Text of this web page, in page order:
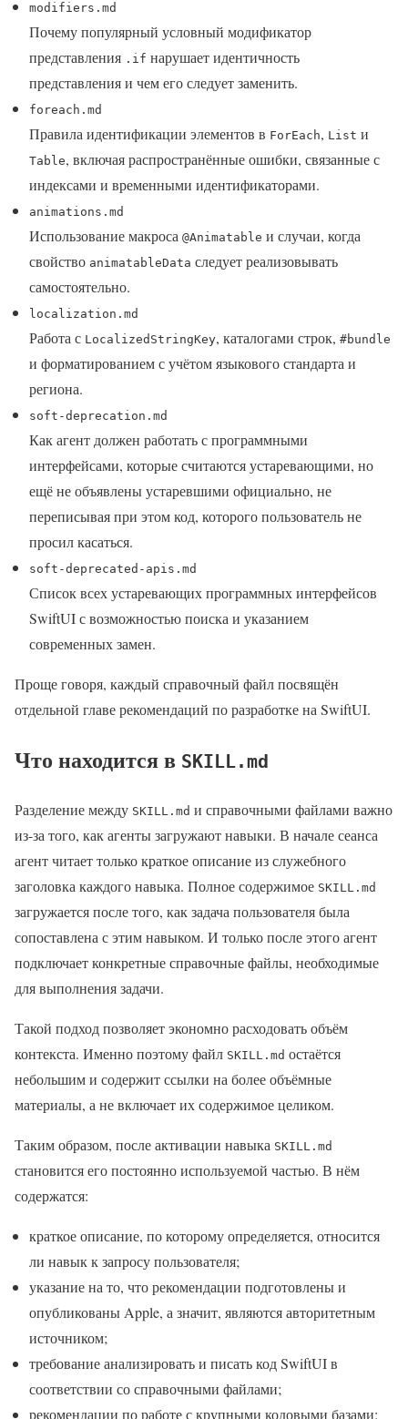
modifiers.md
Почему популярный условный модификатор
представления .if нарушает идентичность
представления и чем его следует заменить.
foreach.md
Правила идентификации элементов в ForEach, List и
Table, включая распространённые ошибки, связанные с
индексами и временными идентификаторами.
animations.md
Использование макроса @Animatable и случаи, когда
свойство animatableData следует реализовывать
самостоятельно.
localization.md
Работа с LocalizedStringKey, каталогами строк, #bundle
и форматированием с учётом языкового стандарта и
региона.
soft-deprecation.md
Как агент должен работать с программными
интерфейсами, которые считаются устаревающими, но
ещё не объявлены устаревшими официально, не
переписывая при этом код, которого пользователь не
просил касаться.
soft-deprecated-apis.md
Список всех устаревающих программных интерфейсов
SwiftUI с возможностью поиска и указанием
современных замен.
Проще говоря, каждый справочный файл посвящён
отдельной главе рекомендаций по разработке на SwiftUI.
Что находится в SKILL.md
Разделение между SKILL.md и справочными файлами важно
из-за того, как агенты загружают навыки. В начале сеанса
агент читает только краткое описание из служебного
заголовка каждого навыка. Полное содержимое SKILL.md
загружается после того, как задача пользователя была
сопоставлена с этим навыком. И только после этого агент
подключает конкретные справочные файлы, необходимые
для выполнения задачи.
Такой подход позволяет экономно расходовать объём
контекста. Именно поэтому файл SKILL.md остаётся
небольшим и содержит ссылки на более объёмные
материалы, а не включает их содержимое целиком.
Таким образом, после активации навыка SKILL.md
становится его постоянно используемой частью. В нём
содержатся:
краткое описание, по которому определяется, относится
ли навык к запросу пользователя;
указание на то, что рекомендации подготовлены и
опубликованы Apple, а значит, являются авторитетным
источником;
требование анализировать и писать код SwiftUI в
соответствии со справочными файлами;
рекомендации по работе с крупными кодовыми базами: